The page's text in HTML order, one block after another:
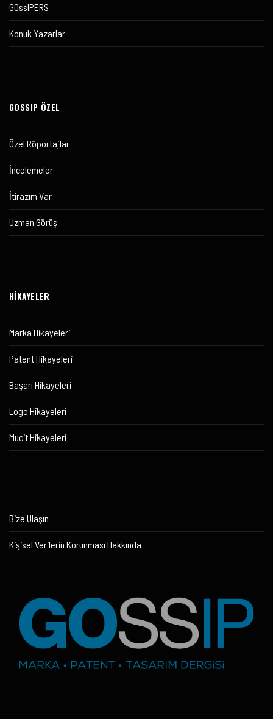
GOssIPERS
Konuk Yazarlar
GOSSIP ÖZEL
Özel Röportajlar
İncelemeler
İtirazım Var
Uzman Görüş
HİKAYELER
Marka Hikayeleri
Patent Hikayeleri
Başarı Hikayeleri
Logo Hikayeleri
Mucit Hikayeleri
Bize Ulaşın
Kişisel Verilerin Korunması Hakkında